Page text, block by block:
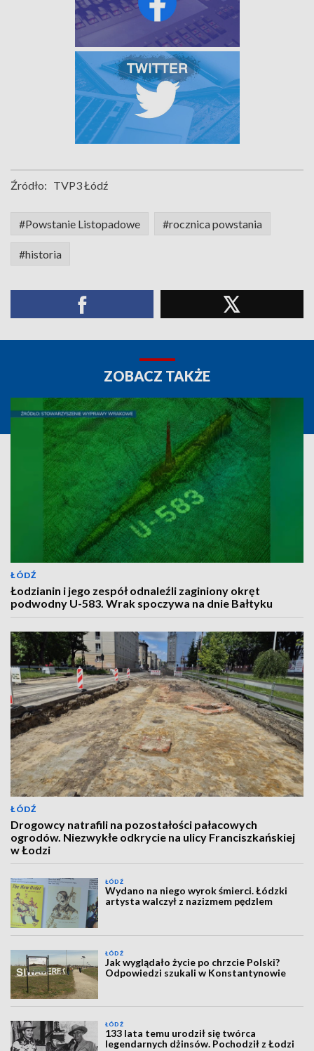
Źródło: TVP3 Łódź
#Powstanie Listopadowe #rocznica powstania
#historia
ZOBACZ TAKŻE
ŁÓDŹ
Łodzianin i jego zespół odnaleźli zaginiony okręt
podwodny U-583. Wrak spoczywa na dnie Bałtyku
ŁÓDŹ
Drogowcy natrafili na pozostałości pałacowych
ogrodów. Niezwykłe odkrycie na ulicy Franciszkańskiej
w Łodzi
ŁÓDŹ
Wydano na niego wyrok śmierci. Łódzki
artysta walczył z nazizmem pędzlem
ŁÓDŹ
Jak wyglądało życie po chrzcie Polski?
Odpowiedzi szukali w Konstantynowie
ŁÓDŹ
133 lata temu urodził się twórca
legendarnych dżinsów. Pochodził z Łodzi